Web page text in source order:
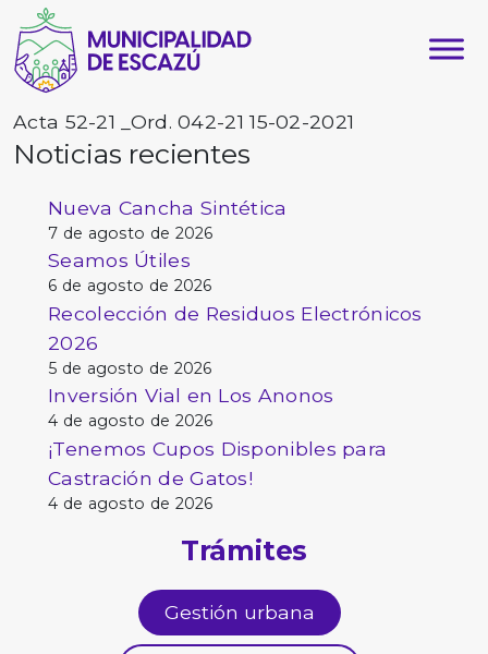
Acta 52-21 _Ord. 042-21 15-02-2021
Noticias recientes
Nueva Cancha Sintética
7 de agosto de 2026
Seamos Útiles
6 de agosto de 2026
Recolección de Residuos Electrónicos
2026
5 de agosto de 2026
Inversión Vial en Los Anonos
4 de agosto de 2026
¡Tenemos Cupos Disponibles para
Castración de Gatos!
4 de agosto de 2026
Trámites
Gestión urbana